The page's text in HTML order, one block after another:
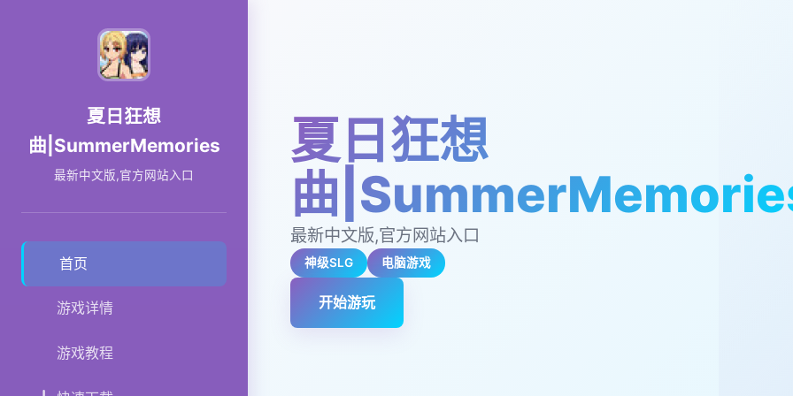
夏日狂想
曲|SummerMemories
最新中文版,官方网站入口
首页
游戏详情
游戏教程
夏日狂想
曲
最新中文版,官方网站入口
神级SLG 电脑游戏
开始游玩